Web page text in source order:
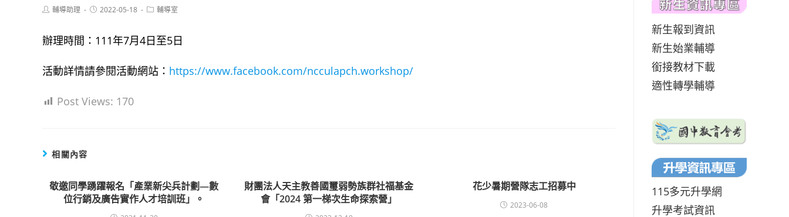
Post輔導助理
Post2022-05-18
Post輔導室
辦理時間：111年7月4日至5日
活動詳情請參閱活動網站： https://www.facebook.com/ncculapch.workshop/
Post Views: 170
相關內容
敬邀同學踴躍報名「產業新尖兵計劃—數
位行銷及廣告實作人才培訓班」。
財團法人天主教善國璽弱勢族群社福基金
會「2024 第一梯次生命探索營」
花少暑期營隊志工招募中
2023-06-08
新生報到資訊
新生始業輔導
銜接教材下載
適性轉學輔導
115多元升學網
升學考試資訊